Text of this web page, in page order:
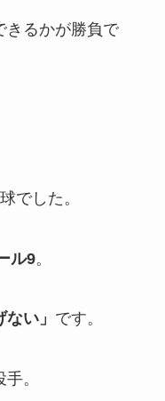
きるかが勝負で
でした。
ル9。
い」 です。
。